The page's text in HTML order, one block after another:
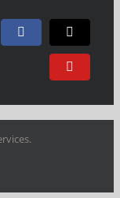
FacebookE-
mail
YouTube